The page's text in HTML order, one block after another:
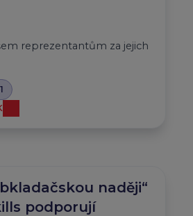
reprezentantům za jejich
naději“
podporují